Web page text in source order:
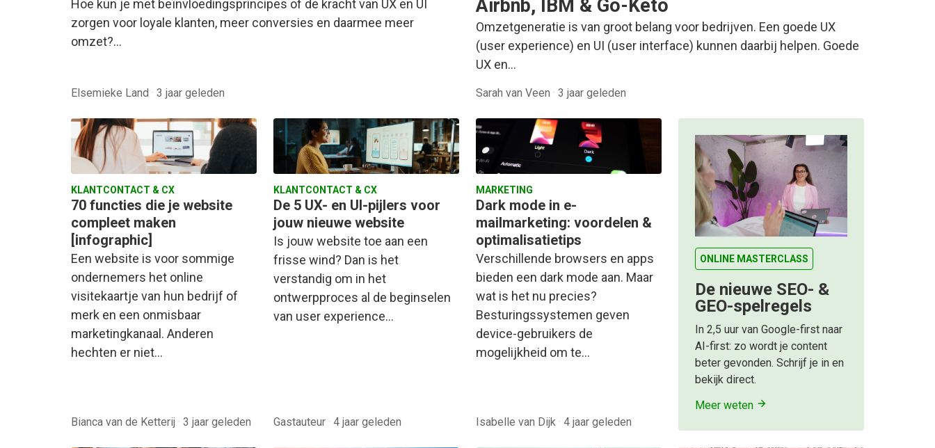
Hoe kun je met beïnvloedingsprincipes of de kracht van UX en UI
zorgen voor loyale klanten, meer conversies en daarmee meer
omzet?…
Elsemieke Land · 3 jaar geleden
Airbnb, IBM & Go-Keto
Omzetgeneratie is van groot belang voor bedrijven. Een goede UX
(user experience) en UI (user interface) kunnen daarbij helpen. Goede
UX en…
Sarah van Veen · 3 jaar geleden
KLANTCONTACT & CX
70 functies die je website
compleet maken
[infographic]
Een website is voor sommige
ondernemers het online
visitekaartje van hun bedrijf of
merk en een onmisbaar
marketingkanaal. Anderen
hechten er niet…
Bianca van de Ketterij · 3 jaar geleden
KLANTCONTACT & CX
De 5 UX- en UI-pijlers voor
jouw nieuwe website
Is jouw website toe aan een
frisse wind? Dan is het
verstandig om in het
ontwerpproces al de beginselen
van user experience…
Gastauteur · 4 jaar geleden
MARKETING
Dark mode in e-
mailmarketing: voordelen &
optimalisatietips
Verschillende browsers en apps
bieden een dark mode aan. Maar
wat is het nu precies?
Besturingssystemen geven
device-gebruikers de
mogelijkheid om te…
Isabelle van Dijk · 4 jaar geleden
ONLINE MASTERCLASS
De nieuwe SEO- &
GEO-spelregels
In 2,5 uur van Google-first naar
AI-first: zo wordt je content
beter gevonden. Schrijf je in en
bekijk direct.
Meer weten